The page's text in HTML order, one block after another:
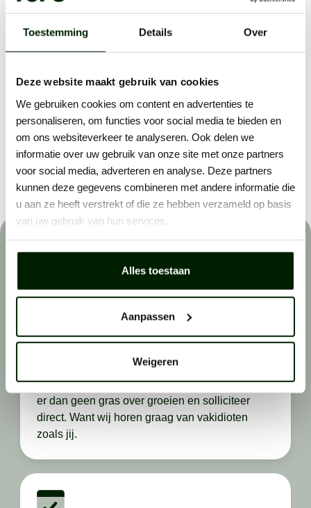
Toestemming Details Over
Deze website maakt gebruik van cookies
We gebruiken cookies om content en advertenties te
personaliseren, om functies voor social media te bieden en
om ons websiteverkeer te analyseren. Ook delen we
informatie over uw gebruik van onze site met onze partners
voor social media, adverteren en analyse. Deze partners
kunnen deze gegevens combineren met andere informatie die
u aan ze heeft verstrekt of die ze hebben verzameld op basis
van uw gebruik van hun services.
Alles toestaan
Aanpassen
Weigeren
Deel vacature:
Het sollicitatieproces
te worden. Dat werkt als volgt:
Stap 1: solliciteren
Zie je een vacature die perfect bij je past? Laat
er dan geen gras over groeien en solliciteer
direct. Want wij horen graag van vakidioten
zoals jij.